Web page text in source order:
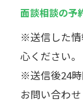
面談相談の予
※送信した情
心ください。
※送信後24
お問い合わせ